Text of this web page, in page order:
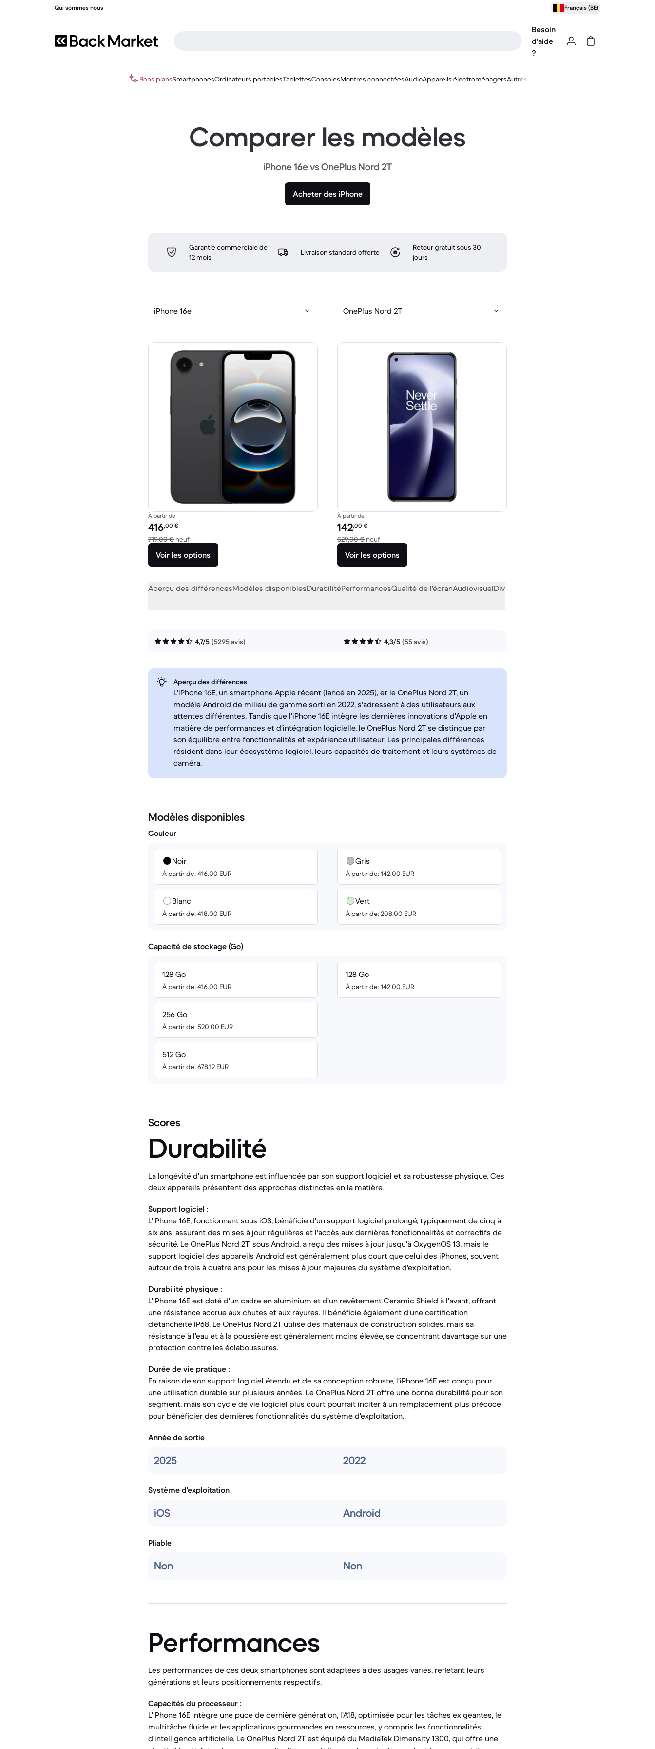
Qui sommes nous Français (BE)
Besoin
d’aide
?
Bons plansSmartphonesOrdinateurs portablesTablettesConsolesMontres connectéesAudioAppareils électroménagersAutres
Comparer les modèles
iPhone 16e vs OnePlus Nord 2T
Acheter des iPhone
Garantie commerciale de
12 mois
Livraison standard offerte
Retour gratuit sous 30
jours
iPhone 16e OnePlus Nord 2T
À partir de
Prix reconditionné :
416,00 €
719,00 € neufcontre 719,00 € neuf
Voir les options
À partir de
Prix reconditionné :
142,00 €
529,00 € neufcontre 529,00 € neuf
Voir les options
Aperçu des différencesModèles disponiblesDurabilitéPerformancesQualité de l'écranAudiovisuelDivers
4,7/5 (5295 avis) 4,3/5 (55 avis)
Aperçu des différences
L'iPhone 16E, un smartphone Apple récent (lancé en 2025), et le OnePlus Nord 2T, un
modèle Android de milieu de gamme sorti en 2022, s'adressent à des utilisateurs aux
attentes différentes. Tandis que l'iPhone 16E intègre les dernières innovations d'Apple en
matière de performances et d'intégration logicielle, le OnePlus Nord 2T se distingue par
son équilibre entre fonctionnalités et expérience utilisateur. Les principales différences
résident dans leur écosystème logiciel, leurs capacités de traitement et leurs systèmes de
caméra.
Modèles disponibles
Couleur
Noir
À partir de: 416.00 EUR
Blanc
À partir de: 418.00 EUR
Gris
À partir de: 142.00 EUR
Vert
À partir de: 208.00 EUR
Capacité de stockage (Go)
128 Go
À partir de: 416.00 EUR
256 Go
À partir de: 520.00 EUR
512 Go
À partir de: 678.12 EUR
128 Go
À partir de: 142.00 EUR
Scores
Durabilité
La longévité d'un smartphone est influencée par son support logiciel et sa robustesse physique. Ces
deux appareils présentent des approches distinctes en la matière.
Support logiciel :
L'iPhone 16E, fonctionnant sous iOS, bénéficie d'un support logiciel prolongé, typiquement de cinq à
six ans, assurant des mises à jour régulières et l'accès aux dernières fonctionnalités et correctifs de
sécurité. Le OnePlus Nord 2T, sous Android, a reçu des mises à jour jusqu'à OxygenOS 13, mais le
support logiciel des appareils Android est généralement plus court que celui des iPhones, souvent
autour de trois à quatre ans pour les mises à jour majeures du système d'exploitation.
Durabilité physique :
L'iPhone 16E est doté d'un cadre en aluminium et d'un revêtement Ceramic Shield à l'avant, offrant
une résistance accrue aux chutes et aux rayures. Il bénéficie également d'une certification
d'étanchéité IP68. Le OnePlus Nord 2T utilise des matériaux de construction solides, mais sa
résistance à l'eau et à la poussière est généralement moins élevée, se concentrant davantage sur une
protection contre les éclaboussures.
Durée de vie pratique :
En raison de son support logiciel étendu et de sa conception robuste, l'iPhone 16E est conçu pour
une utilisation durable sur plusieurs années. Le OnePlus Nord 2T offre une bonne durabilité pour son
segment, mais son cycle de vie logiciel plus court pourrait inciter à un remplacement plus précoce
pour bénéficier des dernières fonctionnalités du système d'exploitation.
Année de sortie
2025 2022
Système d'exploitation
iOS Android
Pliable
Non Non
Performances
Les performances de ces deux smartphones sont adaptées à des usages variés, reflétant leurs
générations et leurs positionnements respectifs.
Capacités du processeur :
L'iPhone 16E intègre une puce de dernière génération, l'A18, optimisée pour les tâches exigeantes, le
multitâche fluide et les applications gourmandes en ressources, y compris les fonctionnalités
d'intelligence artificielle. Le OnePlus Nord 2T est équipé du MediaTek Dimensity 1300, qui offre une